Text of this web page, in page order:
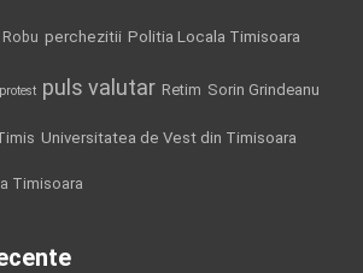
perchezitii Politia Locala Timisoara
protest puls valutar Retim Sorin Grindeanu
Universitatea de Vest din Timisoara
Timisoara